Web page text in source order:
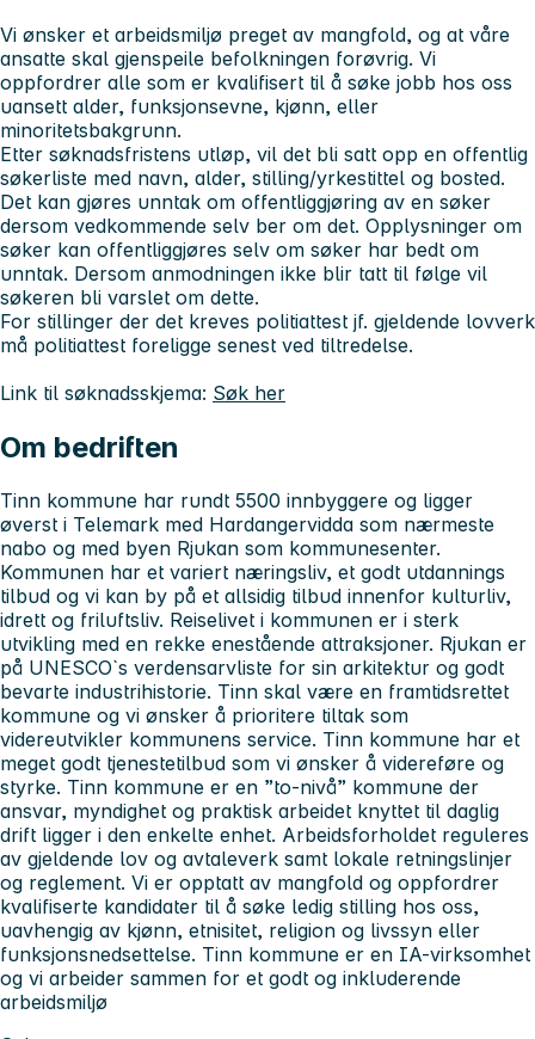
Vi ønsker et arbeidsmiljø preget av mangfold, og at våre
ansatte skal gjenspeile befolkningen forøvrig. Vi
oppfordrer alle som er kvalifisert til å søke jobb hos oss
uansett alder, funksjonsevne, kjønn, eller
minoritetsbakgrunn.
Etter søknadsfristens utløp, vil det bli satt opp en offentlig
søkerliste med navn, alder, stilling/yrkestittel og bosted.
Det kan gjøres unntak om offentliggjøring av en søker
dersom vedkommende selv ber om det. Opplysninger om
søker kan offentliggjøres selv om søker har bedt om
unntak. Dersom anmodningen ikke blir tatt til følge vil
søkeren bli varslet om dette.
For stillinger der det kreves politiattest jf. gjeldende lovverk
må politiattest foreligge senest ved tiltredelse.
Link til søknadsskjema: Søk her
Om bedriften
Tinn kommune har rundt 5500 innbyggere og ligger
øverst i Telemark med Hardangervidda som nærmeste
nabo og med byen Rjukan som kommunesenter.
Kommunen har et variert næringsliv, et godt utdannings
tilbud og vi kan by på et allsidig tilbud innenfor kulturliv,
idrett og friluftsliv. Reiselivet i kommunen er i sterk
utvikling med en rekke enestående attraksjoner. Rjukan er
på UNESCO`s verdensarvliste for sin arkitektur og godt
bevarte industrihistorie. Tinn skal være en framtidsrettet
kommune og vi ønsker å prioritere tiltak som
videreutvikler kommunens service. Tinn kommune har et
meget godt tjenestetilbud som vi ønsker å videreføre og
styrke. Tinn kommune er en ”to-nivå” kommune der
ansvar, myndighet og praktisk arbeidet knyttet til daglig
drift ligger i den enkelte enhet. Arbeidsforholdet reguleres
av gjeldende lov og avtaleverk samt lokale retningslinjer
og reglement. Vi er opptatt av mangfold og oppfordrer
kvalifiserte kandidater til å søke ledig stilling hos oss,
uavhengig av kjønn, etnisitet, religion og livssyn eller
funksjonsnedsettelse. Tinn kommune er en IA-virksomhet
og vi arbeider sammen for et godt og inkluderende
arbeidsmiljø